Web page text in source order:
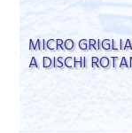
MICRO
A DISCHI